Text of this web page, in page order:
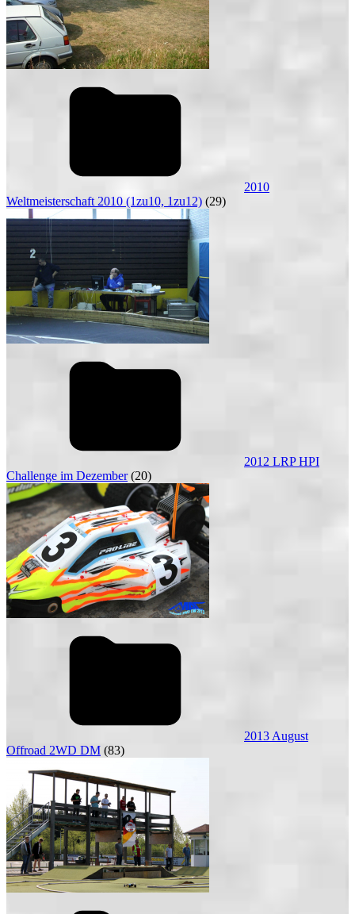
2010
Weltmeisterschaft 2010 (1zu10, 1zu12) (29)
2012 LRP HPI
Challenge im Dezember (20)
2013 August
Offroad 2WD DM (83)